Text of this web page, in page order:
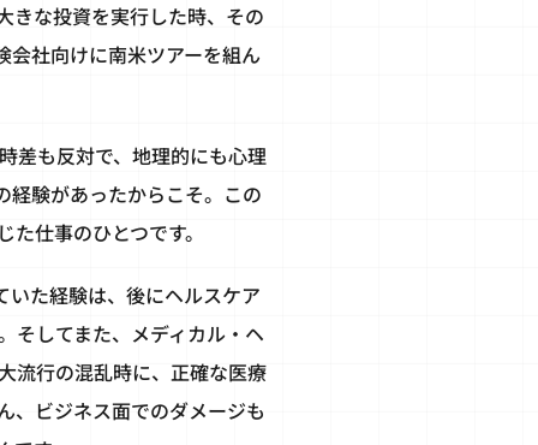
きな投資を実行した時、その
会社向けに南米ツアーを組ん
差も反対で、地理的にも心理
経験があったからこそ。この
仕事のひとつです。
た経験は、後にヘルスケア
そしてまた、メディカル・ヘ
流行の混乱時に、正確な医療
、ビジネス面でのダメージも